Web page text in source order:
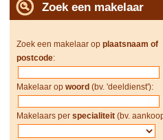
Zoek een makelaar
Zoek een makelaar op plaatsnaam of
postcode:
Makelaar op woord (bv. 'deeldienst'):
Makelaars per specialiteit (bv.